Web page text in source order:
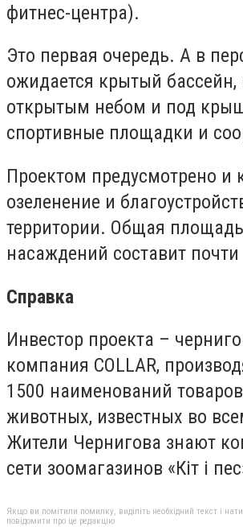
фитнес-центра).
Это первая очередь. А в
ожидается крытый бассейн,
открытым небом и под
спортивные площадки и
Проектом предусмотрено и
озеленение и
территории. Общая
насаждений составит почти
Справка
Инвестор проекта –
компания COLLAR,
1500 наименований
животных, известных во
Жители Чернигова знают
сети зоомагазинов «Кіт і
Якщо ви помітили помилку, виділіть необхідний текст і
повідомити про це редакцію